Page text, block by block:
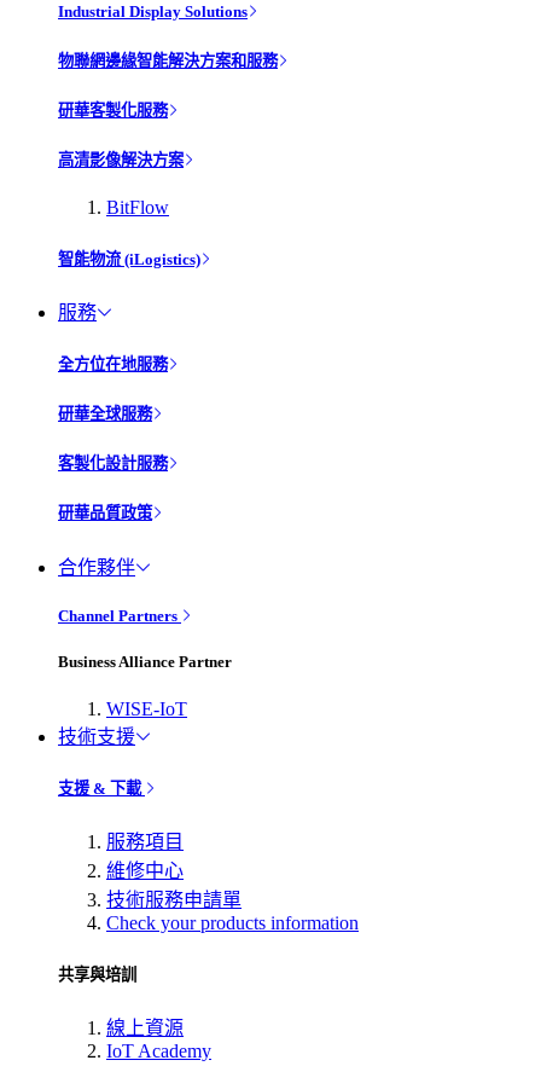
Industrial Display Solutions
物聯網邊緣智能解決方案和服務
研華客製化服務
高清影像解決方案
BitFlow
智能物流 (iLogistics)
服務
全方位在地服務
研華全球服務
客製化設計服務
研華品質政策
合作夥伴
Channel Partners
Business Alliance Partner
WISE-IoT
技術支援
支援 & 下載
服務項目
維修中心
技術服務申請單
Check your products information
共享與培訓
線上資源
IoT Academy